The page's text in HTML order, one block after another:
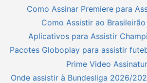
Como Assinar Premiere para
Como Assistir ao
Aplicativos para Assistir
Pacotes Globoplay para assistir
Prime Video
Onde assistir à Bundesliga 2026/